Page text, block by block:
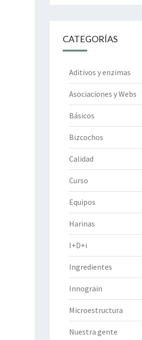
CATEGORÍAS
Aditivos y enzimas
Asociaciones y Webs
Básicos
Bizcochos
Calidad
Curso
Equipos
Harinas
I+D+i
Ingredientes
Innograin
Microestructura
Nuestra gente